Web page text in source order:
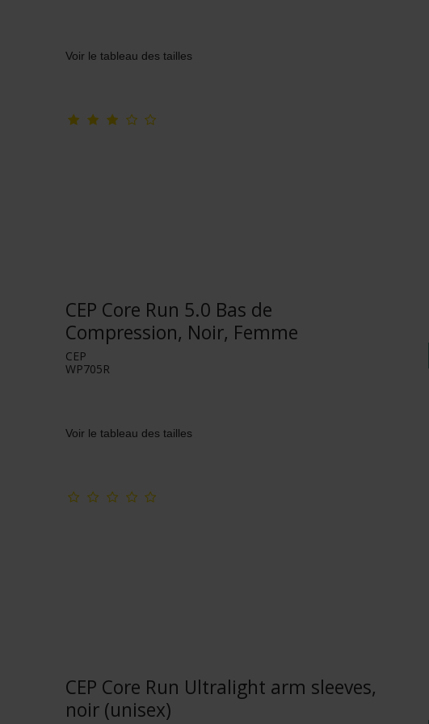
Voir le tableau des tailles
CEP Core Run 5.0 Bas de
Compression, Noir, Femme
CEP
WP705R
Voir le tableau des tailles
CEP Core Run Ultralight arm sleeves,
noir (unisex)